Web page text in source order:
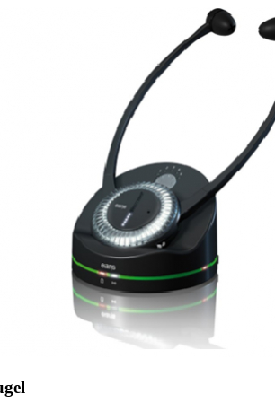
Signia Silk IX
Domes
IX is het nieuwste hoortoestel van Signia.